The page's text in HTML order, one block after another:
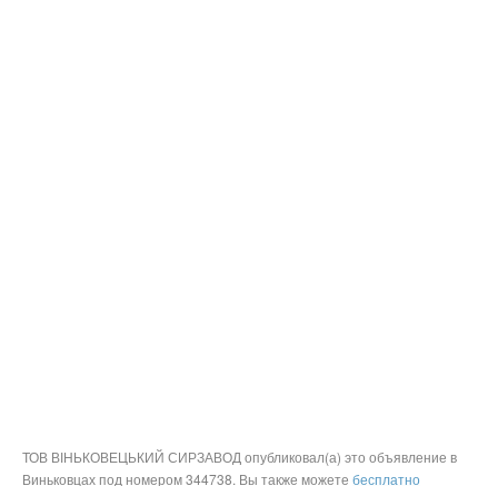
ТОВ ВІНЬКОВЕЦЬКИЙ СИРЗАВОД опубликовал(а) это объявление в
Виньковцах под номером 344738. Вы также можете бесплатно